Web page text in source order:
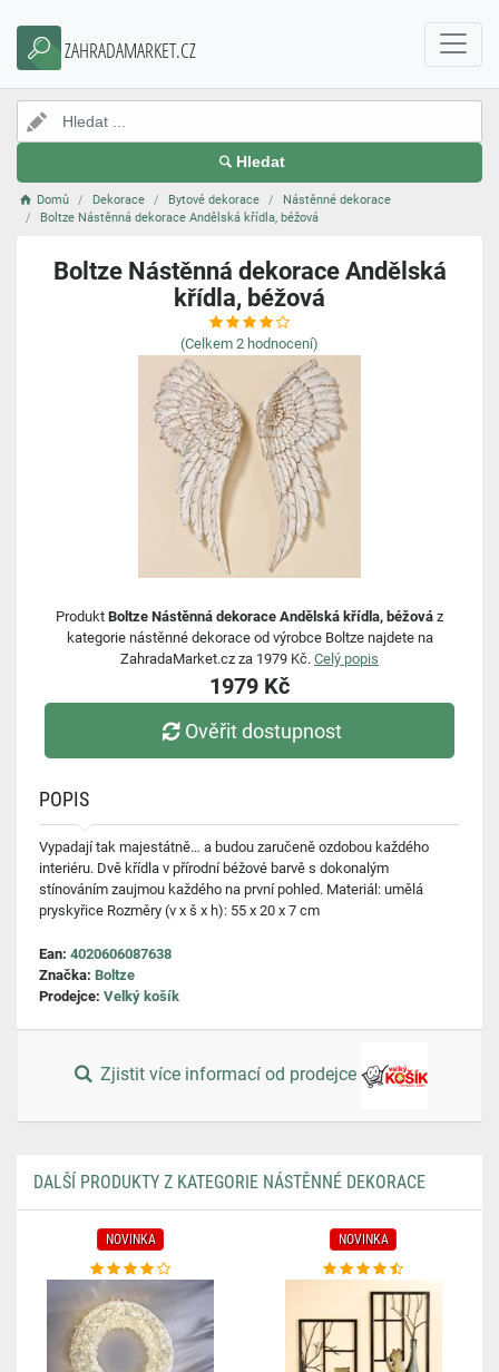
ZAHRADAMARKET.CZ
Hledat
Domů Dekorace Bytové dekorace
Nástěnné dekorace
Boltze Nástěnná dekorace Andělská křídla, béžová
Boltze Nástěnná dekorace Andělská
křídla, béžová
(Celkem 2 hodnocení)
Produkt Boltze Nástěnná dekorace Andělská křídla, béžová z
kategorie nástěnné dekorace od výrobce Boltze najdete na
ZahradaMarket.cz za 1979 Kč. Celý popis
1979 Kč
Ověřit dostupnost
POPIS
Vypadají tak majestátně… a budou zaručeně ozdobou každého
interiéru. Dvě křídla v přírodní béžové barvě s dokonalým
stínováním zaujmou každého na první pohled. Materiál: umělá
pryskyřice Rozměry (v x š x h): 55 x 20 x 7 cm
Ean: 4020606087638
Značka: Boltze
Prodejce: Velký košík
Zjistit více informací od prodejce
DALŠÍ PRODUKTY Z KATEGORIE NÁSTĚNNÉ DEKORACE
NOVINKA NOVINKA